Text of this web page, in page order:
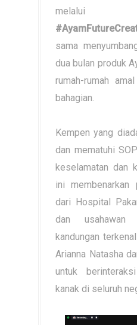
melalui
sama
dua bulan produk
rumah-rumah
bahagian.
Kempen yang
dan mematuhi
keselamatan dan
ini membenarkan
dari Hospital
dan usahawan
kandungan
Arianna Natasha
untuk
kanak di seluruh